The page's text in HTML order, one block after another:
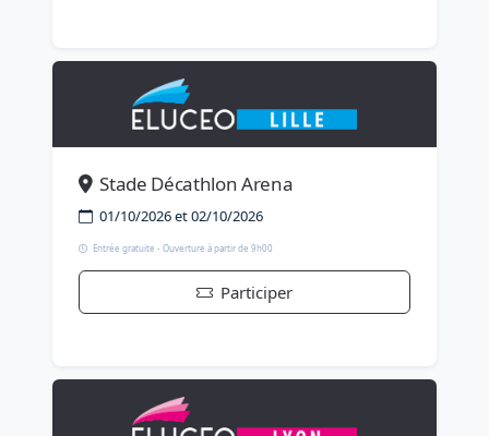
Stade Décathlon Arena
01/10/2026 et 02/10/2026
Entrée gratuite - Ouverture à partir de 9h00
Participer